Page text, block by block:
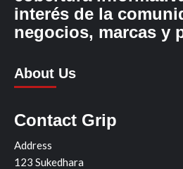
interés de la
negocios, marcas y
About Us
Contact Grip
Address
123 Sukedhara